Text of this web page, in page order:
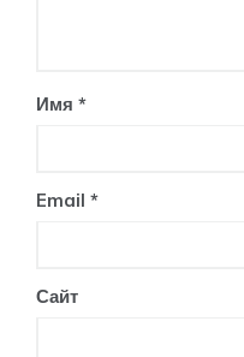
Имя *
Email *
Сайт